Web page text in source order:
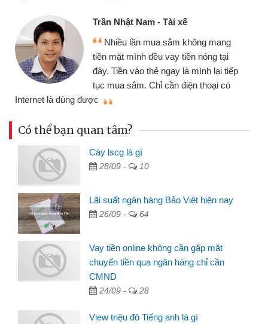
Nam - Tài xế
lần mua sắm không mang
mình đều vay tiền nóng tại
vào thẻ ngay là mình lại tiếp
sắm. Chỉ cần điện thoại có
nhiều lúc
đến website
đã giải
Có thể bạn quan tâm?
Cày lscg là gì
28/09 - 10
Lãi suất ngân hàng Bảo Việt hiện nay
26/09 - 64
Vay tiền online không cần gặp mặt
chuyển tiền qua ngân hàng chỉ cần
CMND
24/09 - 28
View triệu đô Tiếng anh là gì